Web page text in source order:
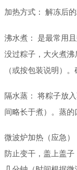
加热方式： 解冻后
沸水煮：
是最常用
没过粽子，大火煮
（或按包装说明）
隔水蒸： 将粽子放
间略长于煮）。蒸的
微波炉加热（应急）
防止变干，盖上盖